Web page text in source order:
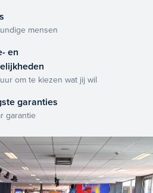
mensen
en
om te kiezen wat jij wil
garanties
garantie